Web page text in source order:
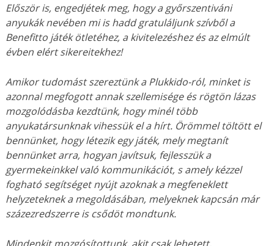
Először is, engedjétek meg, hogy a győrszentiváni
anyukák nevében mi is hadd gratuláljunk szívből a
Benefitto játék ötletéhez, a kivitelezéshez és az elmúlt
évben elért sikereitekhez!
Amikor tudomást szereztünk a Plukkido-ról, minket is
azonnal megfogott annak szellemisége és rögtön lázas
mozgolódásba kezdtünk, hogy minél több
anyukatársunknak vihessük el a hírt. Örömmel töltött el
bennünket, hogy létezik egy játék, mely megtanít
bennünket arra, hogyan javítsuk, fejlesszük a
gyermekeinkkel való kommunikációt, s amely kézzel
fogható segítséget nyújt azoknak a megfeneklett
helyzeteknek a megoldásában, melyeknek kapcsán már
százezredszerre is csődöt mondtunk.